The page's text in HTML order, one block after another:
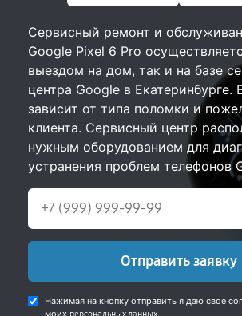
Сервисный ремонт и
Google Pixel 6 Pro
выездом на дом, так и на базе
центра Google в Екатеринбурге.
зависит от типа поломки и
клиента. Сервисный центр
нужным оборудованием для
устранения проблем телефонов
Отправить заявку
Нажимая на кнопку отправить я даю свое
моих
.